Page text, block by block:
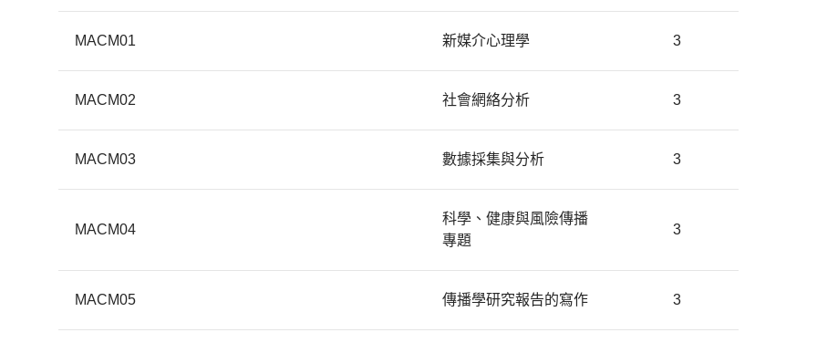
MACM01 新媒介心理學 3
MACM02 社會網絡分析 3
MACM03 數據採集與分析 3
MACM04
科學、健康與風險傳播
專題
3
MACM05 傳播學研究報告的寫作 3